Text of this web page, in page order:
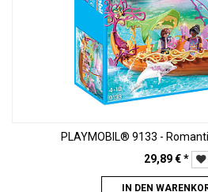
PLAYMOBIL® 9133 -
29,89€*
IN DEN